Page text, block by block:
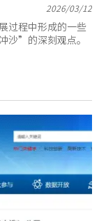
2026/03/12
过程中形成的一些
沙”的深刻观点。